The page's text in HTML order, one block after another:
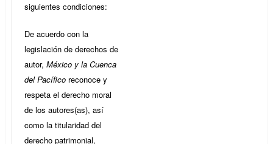
siguientes condiciones:
De acuerdo con la
legislación de derechos de
autor, México y la Cuenca
del Pacífico reconoce y
respeta el derecho moral
de los autores(as), así
como la titularidad del
derecho patrimonial,